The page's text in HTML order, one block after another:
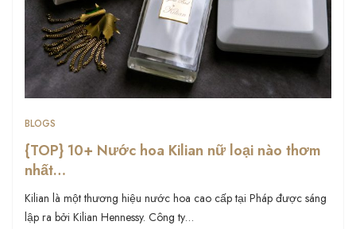
BLOGS
{TOP} 10+ Nước hoa Kilian nữ loại nào thơm
nhất…
Kilian là một thương hiệu nước hoa cao cấp tại Pháp được sáng
lập ra bởi Kilian Hennessy. Công ty…